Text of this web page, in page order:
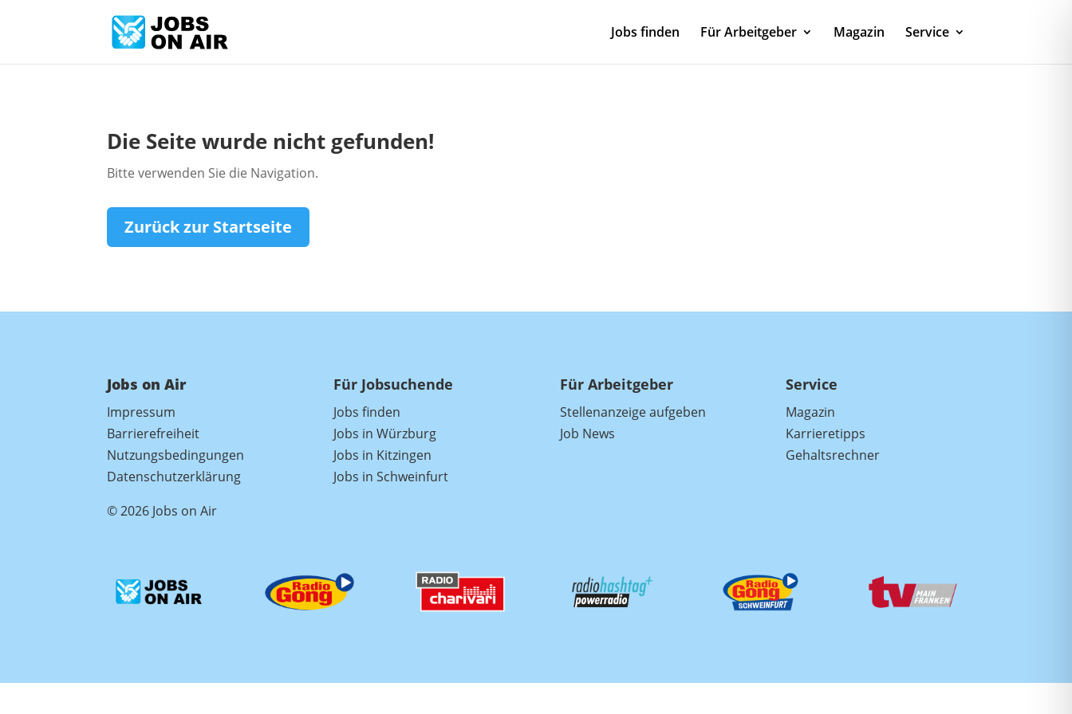
Jobs finden Für Arbeitgeber Magazin Service
Die Seite wurde nicht gefunden!
Bitte verwenden Sie die Navigation.
Zurück zur Startseite
Jobs on Air
Impressum
Barrierefreiheit
Nutzungsbedingungen
Datenschutzerklärung
© 2026 Jobs on Air
Für Jobsuchende
Jobs finden
Jobs in Würzburg
Jobs in Kitzingen
Jobs in Schweinfurt
Für Arbeitgeber
Stellenanzeige aufgeben
Job News
Service
Magazin
Karrieretipps
Gehaltsrechner